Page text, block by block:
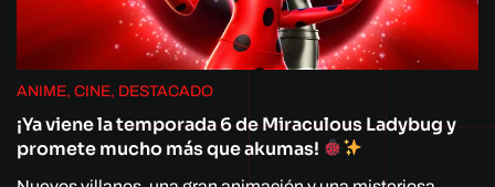
ANIME, CINE, DESTACADO
¡Ya viene la temporada 6 de Miraculous Ladybug y
promete mucho más que akumas!